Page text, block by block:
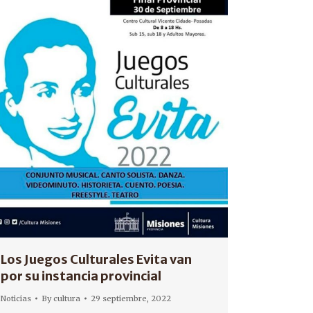
Los Juegos Culturales Evita van
por su instancia provincial
Noticias Bycultura 29 septiembre, 2022